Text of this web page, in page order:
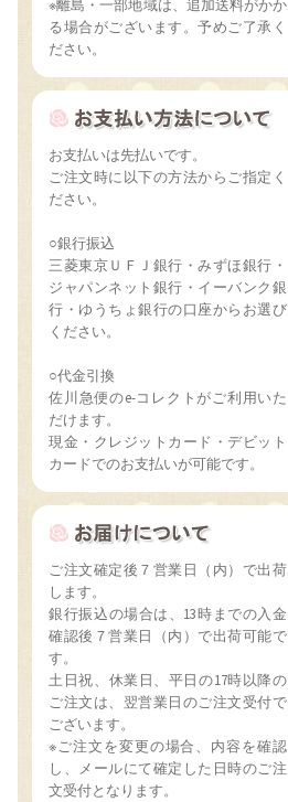
※離島・一部地域は、追加送料がかか
る場合がございます。予めご了承く
ださい。
お支払いは先払いです。
ご注文時に以下の方法からご指定く
ださい。
○銀行振込
三菱東京ＵＦＪ銀行・みずほ銀行・
ジャパンネット銀行・イーバンク銀
行・ゆうちょ銀行の口座からお選び
ください。
○代金引換
佐川急便のe-コレクトがご利用いた
だけます。
現金・クレジットカード・デビット
カードでのお支払いが可能です。
ご注文確定後７営業日（内）で出荷
します。
銀行振込の場合は、13時までの入金
確認後７営業日（内）で出荷可能で
す。
土日祝、休業日、平日の17時以降の
ご注文は、翌営業日のご注文受付で
ございます。
※ご注文を変更の場合、内容を確認
し、メールにて確定した日時のご注
文受付となります。